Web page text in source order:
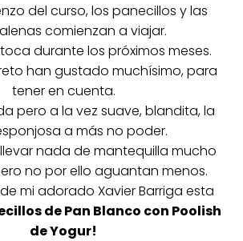
del curso, los panecillos y las
comienzan a viajar.
durante los próximos meses.
han gustado muchísimo, para
tener en cuenta.
pero a la vez suave, blandita, la
a más no poder.
nada de mantequilla mucho
no por ello aguantan menos.
de mi adorado Xavier Barriga esta
de Pan Blanco con Poolish
de Yogur!